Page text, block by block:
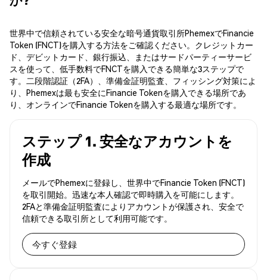
世界中で信頼されている安全な暗号通貨取引所PhemexでFinancie
Token (FNCT)を購入する方法をご確認ください。クレジットカー
ド、デビットカード、銀行振込、またはサードパーティーサービ
スを使って、低手数料でFNCTを購入できる簡単な3ステップで
す。二段階認証（2FA）、準備金証明監査、フィッシング対策によ
り、Phemexは最も安全にFinancie Tokenを購入できる場所であ
り、オンラインでFinancie Tokenを購入する最適な場所です。
ステップ 1. 安全なアカウントを
作成
メールでPhemexに登録し、世界中でFinancie Token (FNCT)
を取引開始。迅速な本人確認で即時購入を可能にします。
2FAと準備金証明監査によりアカウントが保護され、安全で
信頼できる取引所として利用可能です。
今すぐ登録